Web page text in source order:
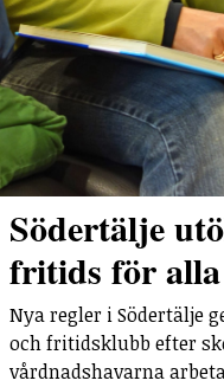
Södertälje
fritids för
Nya regler i Södertälje
och fritidsklubb efter
vårdnadshavarna